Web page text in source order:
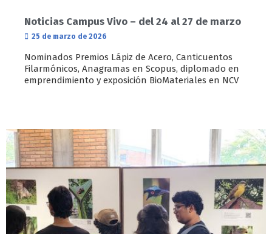
Noticias Campus Vivo – del 24 al 27 de marzo
25 de marzo de 2026
Nominados Premios Lápiz de Acero, Canticuentos
Filarmónicos, Anagramas en Scopus, diplomado en
emprendimiento y exposición BioMateriales en NCV